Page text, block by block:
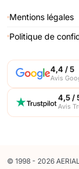
Mentions légales
Politique de
4,4 / 5
Avis
4,5 /
Avis
© 1998 - 2026